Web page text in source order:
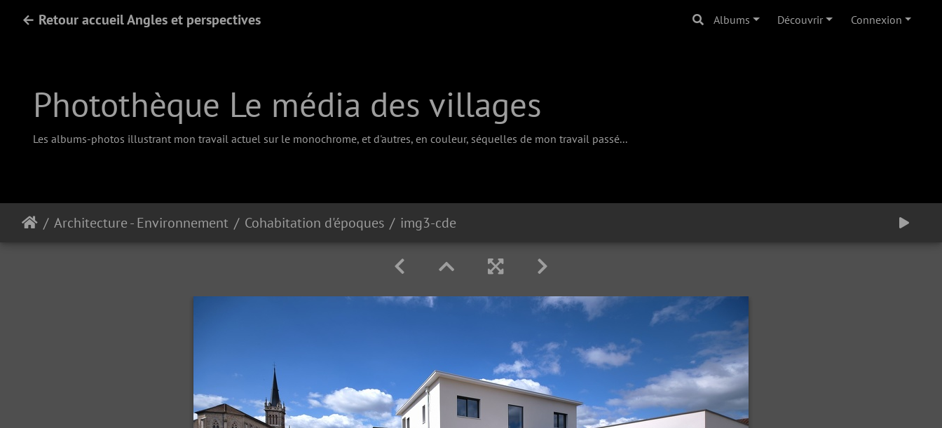
← Retour accueil Angles et perspectives Albums Découvrir Connexion
Photothèque Le média des villages
Les albums-photos illustrant mon travail actuel sur le monochrome, et d'autres, en couleur, séquelles de mon travail passé...
Architecture - Environnement Cohabitation d'époques img3-cde